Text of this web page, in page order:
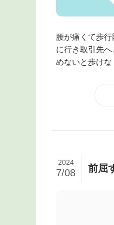
腰が痛くて歩
に行き取引先
めないと歩け
前屈
2024
7/08